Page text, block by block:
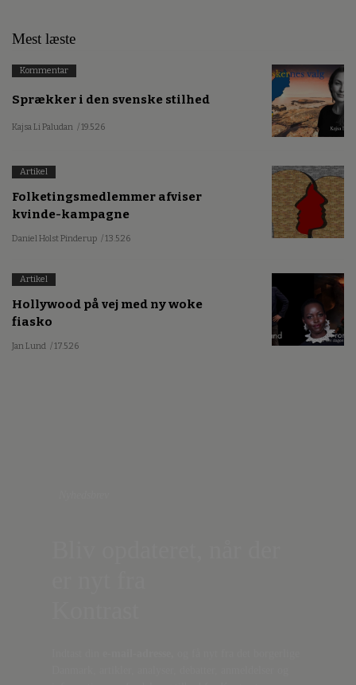
Mest læste
Kommentar
Sprækker i den svenske stilhed
Kajsa Li Paludan / 19.5.26
Artikel
Folketingsmedlemmer afviser
kvinde-kampagne
Daniel Holst Pinderup / 13.5.26
Artikel
Hollywood på vej med ny woke
fiasko
Jan Lund / 17.5.26